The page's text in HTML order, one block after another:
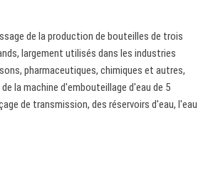
de la production de bouteilles de trois
largement utilisés dans les industries
pharmaceutiques, chimiques et autres,
la machine d'embouteillage d'eau de 5
de transmission, des réservoirs d'eau, l'eau